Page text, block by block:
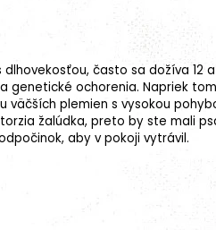
často sa dožíva 12
genetické ochorenia. Napriek
väčších plemien s vysokou
žalúdka, preto by ste mali
aby v pokoji vytrávil.